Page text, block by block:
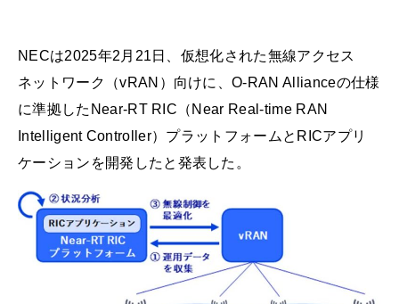
NECは2025年2月21日、仮想化された無線アクセス
ネットワーク（vRAN）向けに、O-RAN Allianceの仕様
に準拠したNear-RT RIC（Near Real-time RAN
Intelligent Controller）プラットフォームとRICアプリ
ケーションを開発したと発表した。